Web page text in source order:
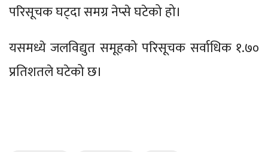
परिसूचक घट्दा समग्र नेप्से घटेको हो।
यसमध्ये जलविद्युत समूहको परिसूचक सर्वाधिक १.७०
प्रतिशतले घटेको छ।